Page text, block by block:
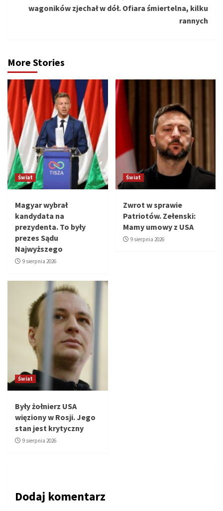
wagoników zjechał w dół. Ofiara śmiertelna, kilku
rannych
More Stories
Świat
Magyar wybrał
kandydata na
prezydenta. To były
prezes Sądu
Najwyższego
9 sierpnia 2026
Świat
Zwrot w sprawie
Patriotów. Zełenski:
Mamy umowy z USA
9 sierpnia 2026
Świat
Były żołnierz USA
więziony w Rosji. Jego
stan jest krytyczny
9 sierpnia 2026
Dodaj komentarz